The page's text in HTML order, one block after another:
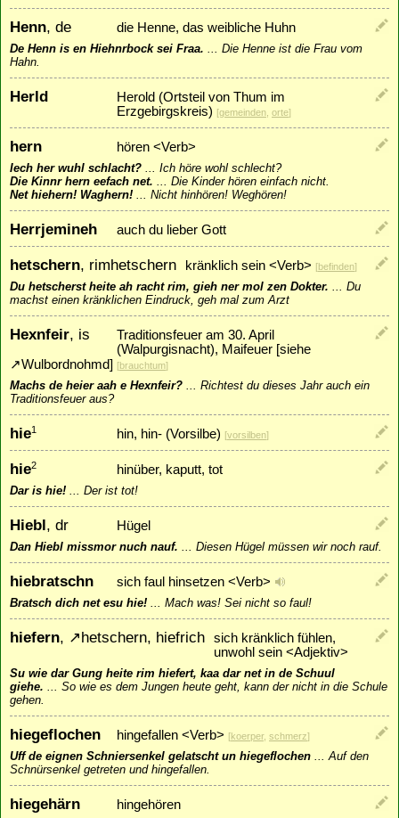
Henn, de die Henne, das weibliche Huhn
De Henn is en Hiehnrbock sei Fraa.
Die Henne ist die Frau vom
Hahn.
Herld
Herold (Ortsteil von Thum im
Erzgebirgskreis) [gemeinden orte]
hern hören <Verb>
Iech her wuhl schlacht?
Ich höre wohl schlecht?
Die Kinnr hern eefach net.
Die Kinder hören einfach nicht.
Net hiehern! Waghern!
Nicht hinhören! Weghören!
Herrjemineh auch du lieber Gott
hetschern, rimhetschern kränklich sein <Verb> [befinden]
Du hetscherst heite ah racht rim, gieh ner mol zen Dokter.
Du
machst einen kränklichen Eindruck, geh mal zum Arzt
Hexnfeir, is
Traditionsfeuer am 30. April
(Walpurgisnacht), Maifeuer [siehe
↗Wulbordnohmd] [brauchtum]
Machs de heier aah e Hexnfeir?
Richtest du dieses Jahr auch ein
Traditionsfeuer aus?
hie1 hin, hin- (Vorsilbe) [vorsilben]
hie2 hinüber, kaputt, tot
Dar is hie! Der ist tot!
Hiebl, dr Hügel
Dan Hiebl missmor nuch nauf. Diesen Hügel müssen wir noch rauf.
hiebratschn sich faul hinsetzen <Verb>
Bratsch dich net esu hie! Mach was! Sei nicht so faul!
hiefern, ↗hetschern, hiefrich
sich kränklich fühlen,
unwohl sein <Adjektiv>
Su wie dar Gung heite rim hiefert, kaa dar net in de Schuul
giehe.
So wie es dem Jungen heute geht, kann der nicht in die Schule
gehen.
hiegeflochen hingefallen <Verb> [koerper, schmerz]
Uff de eignen Schniersenkel gelatscht un hiegeflochen
Auf den
Schnürsenkel getreten und hingefallen.
hiegehärn hingehören